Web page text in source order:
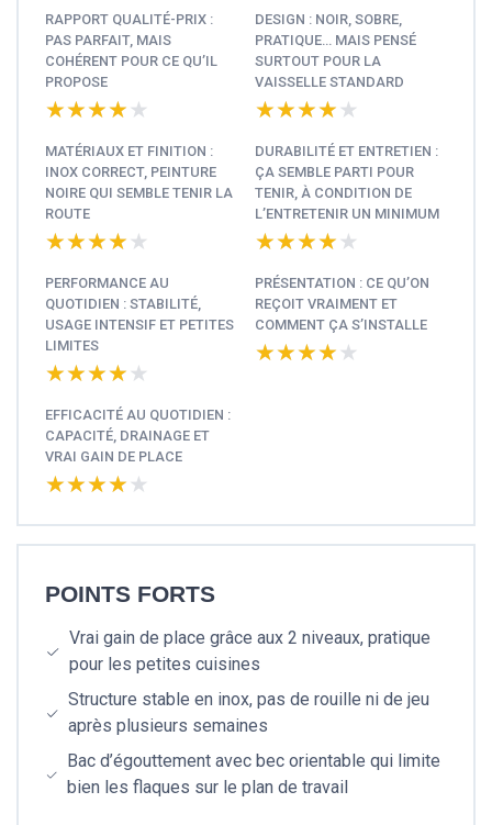
RAPPORT QUALITÉ-PRIX :
PAS PARFAIT, MAIS
COHÉRENT POUR CE QU’IL
PROPOSE
★★★★★
★★★★★
DESIGN : NOIR, SOBRE,
PRATIQUE… MAIS PENSÉ
SURTOUT POUR LA
VAISSELLE STANDARD
★★★★★
★★★★★
MATÉRIAUX ET FINITION :
INOX CORRECT, PEINTURE
NOIRE QUI SEMBLE TENIR LA
ROUTE
★★★★★
★★★★★
DURABILITÉ ET ENTRETIEN :
ÇA SEMBLE PARTI POUR
TENIR, À CONDITION DE
L’ENTRETENIR UN MINIMUM
★★★★★
★★★★★
PERFORMANCE AU
QUOTIDIEN : STABILITÉ,
USAGE INTENSIF ET PETITES
LIMITES
★★★★★
★★★★★
PRÉSENTATION : CE QU’ON
REÇOIT VRAIMENT ET
COMMENT ÇA S’INSTALLE
★★★★★
★★★★★
EFFICACITÉ AU QUOTIDIEN :
CAPACITÉ, DRAINAGE ET
VRAI GAIN DE PLACE
★★★★★
★★★★★
POINTS FORTS
Vrai gain de place grâce aux 2 niveaux, pratique
pour les petites cuisines
Structure stable en inox, pas de rouille ni de jeu
après plusieurs semaines
Bac d’égouttement avec bec orientable qui limite
bien les flaques sur le plan de travail